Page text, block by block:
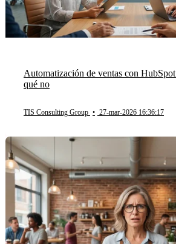
Automatización de ventas con
qué no
TIS Consulting Group • 27-mar-2026 16:36:17